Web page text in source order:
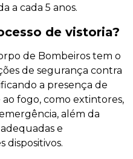
a cada 5 anos.
de vistoria?
de Bombeiros tem o
de segurança contra
a presença de
fogo, como extintores,
além da
e
dispositivos.